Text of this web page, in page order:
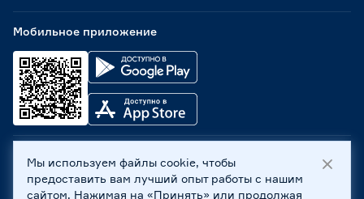
Мобильное приложение
ООО «Бауцентр Рус» 2004 -2026, 236029, г. Калининград,
ул. А.Невского, 205. ИНН 7702596813, КПП 390601001 ©
Все права защищены
Мы используем файлы cookie, чтобы
предоставить вам лучший опыт работы с нашим
сайтом. Нажимая на «Принять» или продолжая